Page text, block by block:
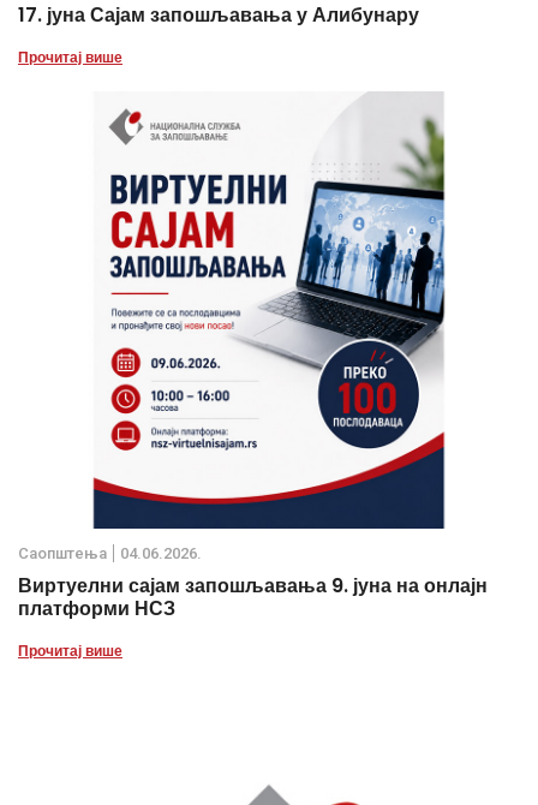
17. јуна Сајам запошљавања у Алибунару
Прочитај више
Саопштења 04.06.2026.
Виртуелни сајам запошљавања 9. јуна на онлајн
платформи НСЗ
Прочитај више